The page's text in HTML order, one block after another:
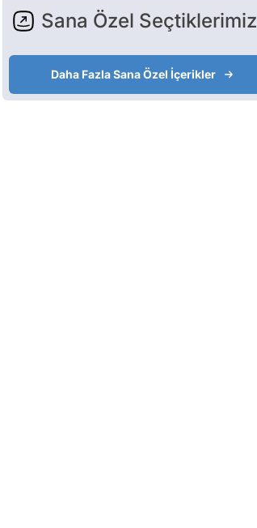
Sana Özel Seçtiklerimiz
Daha Fazla Sana Özel İçerikler